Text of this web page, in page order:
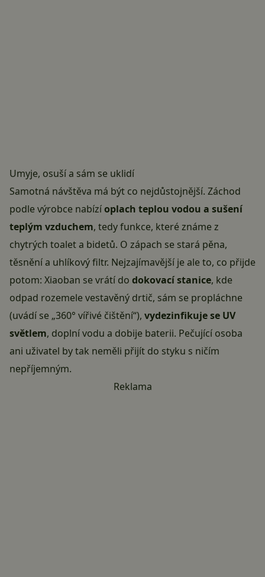
Umyje, osuší a sám se uklidí
Samotná návštěva má být co nejdůstojnější. Záchod
podle výrobce nabízíoplach teplou vodou a sušení
teplým vzduchem, tedy funkce, které známe z
chytrých toalet a bidetů. O zápach se stará pěna,
těsnění a uhlíkový filtr. Nejzajímavější je ale to, co přijde
potom: Xiaoban se vrátí do dokovací stanice, kde
odpad rozemele vestavěný drtič, sám se propláchne
(uvádí se „360° vířivé čištění“), vydezinfikuje se UV
světlem, doplní vodu a dobije baterii. Pečující osoba
ani uživatel by tak neměli přijít do styku s ničím
nepříjemným.
Reklama